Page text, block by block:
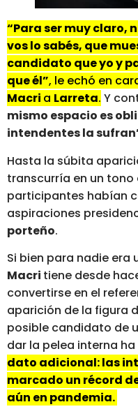
“Para ser muy claro,
vos lo sabés, que
candidato que yo y
que él”, le echó en
Macri a Larreta. Y
mismo espacio es
intendentes la
Hasta la súbita
transcurría en un
participantes habían
aspiraciones
porteño.
Si bien para nadie era
Macri tiene desde
convertirse en el
aparición de la figura
posible candidato de
dar la pelea interna
dato adicional: las
marcado un récord
aún en pandemia.